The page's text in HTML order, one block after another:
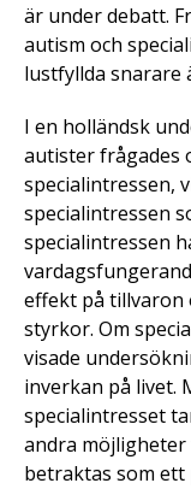
är under debatt.
autism och
lustfyllda snarare
I en holländsk
autister frågades
specialintressen,
specialintressen
specialintressen
effekt på tillvaron
styrkor. Om
visade
inverkan på livet.
specialintresset
andra
betraktas som